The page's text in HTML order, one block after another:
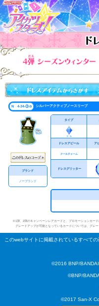
N 4-34-③-b シルバーアクティブノースリーブ
ブランド
ノーブランド
タイプ
ドレスアピール ア
クールチャーム
ドレスグリッター
※1弾、2弾のキャンペーンレアカードと、プロモーションカー
グレードアップが可能となっているカードについては、グレ
このwebサイトに掲載されているすべて
©2016 BNP/
©BNP/
©2017 San-X